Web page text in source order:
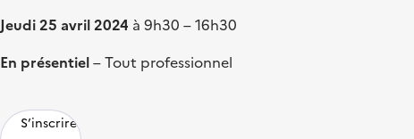
Jeudi 25 avril 2024 à 9h30 – 16h30
En présentiel– Tout professionnel
S’inscrire